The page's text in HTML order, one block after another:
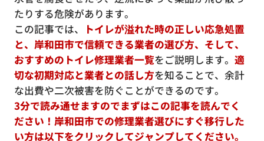
たりする危険があります。
この記事では、
トイレが溢れた時の正しい応急処置
と、岸和田市で信頼できる業者の選び方、そして、
おすすめのトイレ修理業者一覧をご説明します。 適
切な初期対応と業者との話し方を知ることで、余計
な出費や二次被害を防ぐことができるのです。
3分で読み通せますのでまずはこの記事を読んでく
ださい！岸和田市での修理業者選びにすぐ移行した
い方は以下をクリックしてジャンプしてください。